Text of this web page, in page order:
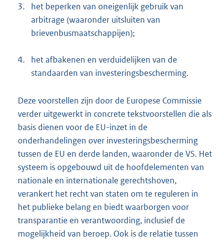
3.
het beperken van oneigenlijk gebruik van
arbitrage (waaronder uitsluiten van
brievenbusmaatschappijen);
4.
het afbakenen en verduidelijken van de
standaarden van investeringsbescherming.
Deze voorstellen zijn door de Europese Commissie
verder uitgewerkt in concrete tekstvoorstellen die als
basis dienen voor de EU-inzet in de
onderhandelingen over investeringsbescherming
tussen de EU en derde landen, waaronder de VS. Het
systeem is opgebouwd uit de hoofdelementen van
nationale en internationale gerechtshoven,
verankert het recht van staten om te reguleren in
het publieke belang en biedt waarborgen voor
transparantie en verantwoording, inclusief de
mogelijkheid van beroep. Ook is de relatie tussen